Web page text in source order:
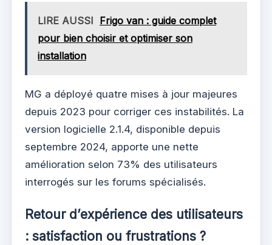
LIRE AUSSI Frigo van : guide complet
pour bien choisir et optimiser son
installation
MG a déployé quatre mises à jour majeures
depuis 2023 pour corriger ces instabilités. La
version logicielle 2.1.4, disponible depuis
septembre 2024, apporte une nette
amélioration selon 73% des utilisateurs
interrogés sur les forums spécialisés.
Retour d’expérience des utilisateurs
: satisfaction ou frustrations ?